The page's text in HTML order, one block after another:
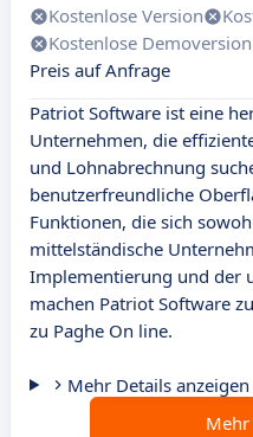
Kostenlose Version
Kostenlose Demoversion
Preis auf Anfrage
Patriot Software ist eine
Unternehmen, die
und Lohnabrechnung
benutzerfreundliche
Funktionen, die sich
mittelständische
Implementierung und der
machen Patriot Software
zu Paghe On line.
Mehr Details anzeigen